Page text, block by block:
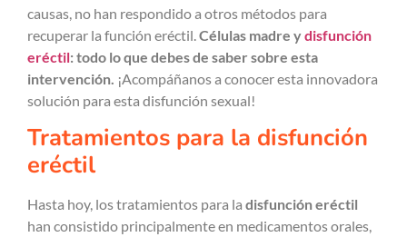
causas, no han respondido a otros métodos para
recuperar la función eréctil.Células madre ydisfunción
eréctil: todo lo que debes de saber sobre esta
intervención. ¡Acompáñanos a conocer esta innovadora
solución para esta disfunción sexual!
Tratamientos para la disfunción
eréctil
Hasta hoy, los tratamientos para la disfunción eréctil
han consistido principalmente en medicamentos orales,